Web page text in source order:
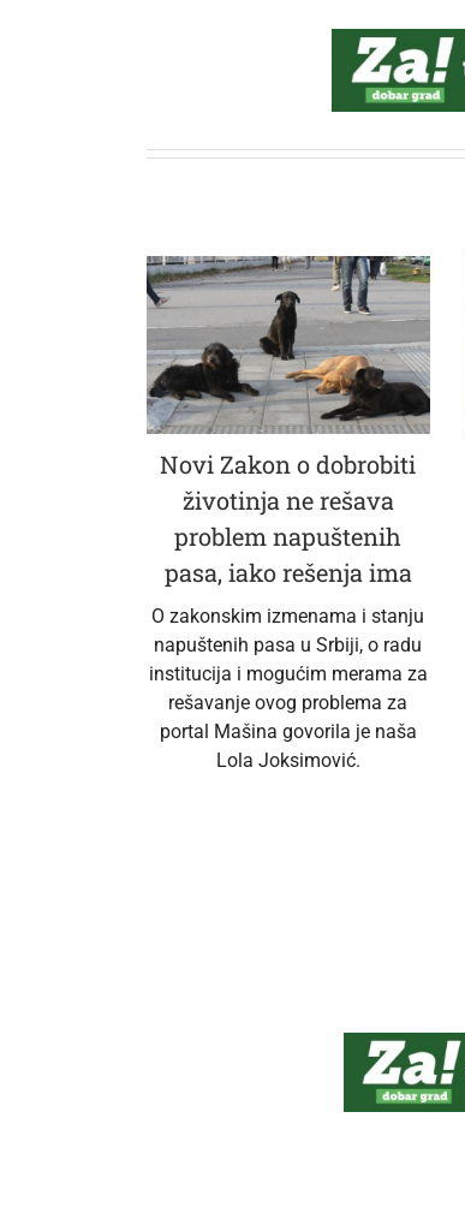
Novi Zakon o dobrobiti
životinja ne rešava
problem napuštenih
pasa, iako rešenja ima
O zakonskim izmenama i stanju
napuštenih pasa u Srbiji, o radu
institucija i mogućim merama za
rešavanje ovog problema za
portal Mašina govorila je naša
Lola Joksimović.